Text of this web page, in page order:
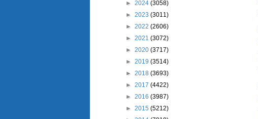
► 2024 (3058)
► 2023 (3011)
► 2022 (2606)
► 2021 (3072)
► 2020 (3717)
► 2019 (3514)
► 2018 (3693)
► 2017 (4422)
► 2016 (3987)
► 2015 (5212)